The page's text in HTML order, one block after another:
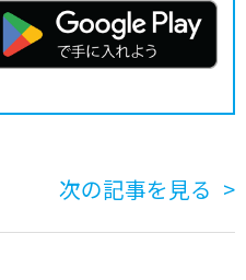
次の記事を見る